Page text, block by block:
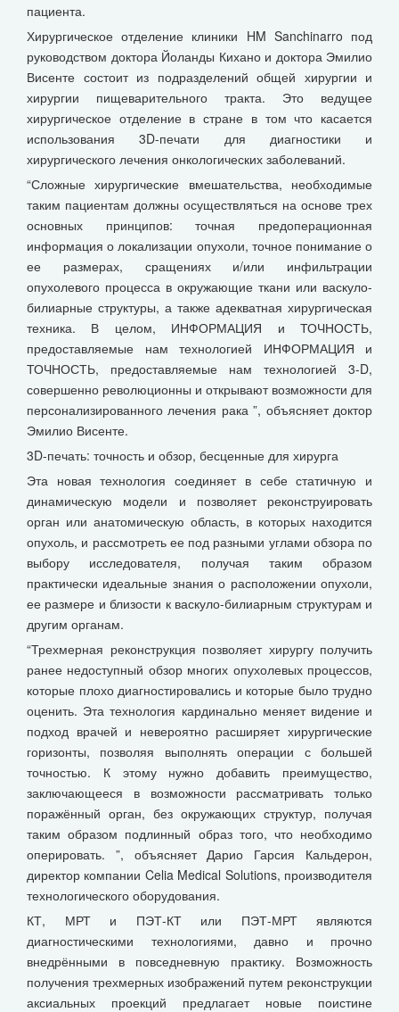
пациента.
Хирургическое отделение клиники HM Sanchinarro под
руководством доктора Йоланды Кихано и доктора Эмилио
Висенте состоит из подразделений общей хирургии и
хирургии пищеварительного тракта. Это ведущее
хирургическое отделение в стране в том что касается
использования 3D-печати для диагностики и
хирургического лечения онкологических заболеваний.
“Сложные хирургические вмешательства, необходимые
таким пациентам должны осуществляться на основе трех
основных принципов: точная предоперационная
информация о локализации опухоли, точное понимание о
ее размерах, сращениях и/или инфильтрации
опухолевого процесса в окружающие ткани или васкуло-
билиарные структуры, а также адекватная хирургическая
техника. В целом, ИНФОРМАЦИЯ и ТОЧНОСТЬ,
предоставляемые нам технологией ИНФОРМАЦИЯ и
ТОЧНОСТЬ, предоставляемые нам технологией 3-D,
совершенно революционны и открывают возможности для
персонализированного лечения рака ”, объясняет доктор
Эмилио Висенте.
3D-печать: точность и обзор, бесценные для хирурга
Эта новая технология соединяет в себе статичную и
динамическую модели и позволяет реконструировать
орган или анатомическую область, в которых находится
опухоль, и рассмотреть ее под разными углами обзора по
выбору исследователя, получая таким образом
практически идеальные знания о расположении опухоли,
ее размере и близости к васкуло-билиарным структурам и
другим органам.
“Трехмерная реконструкция позволяет хирургу получить
ранее недоступный обзор многих опухолевых процессов,
которые плохо диагностировались и которые было трудно
оценить. Эта технология кардинально меняет видение и
подход врачей и невероятно расширяет хирургические
горизонты, позволяя выполнять операции с большей
точностью. К этому нужно добавить преимущество,
заключающееся в возможности рассматривать только
поражённый орган, без окружающих структур, получая
таким образом подлинный образ того, что необходимо
оперировать. ”, объясняет Дарио Гарсия Кальдерон,
директор компании Celia Medical Solutions, производителя
технологического оборудования.
КТ, МРТ и ПЭТ-КТ или ПЭТ-МРТ являются
диагностическими технологиями, давно и прочно
внедрёнными в повседневную практику. Возможность
получения трехмерных изображений путем реконструкции
аксиальных проекций предлагает новые поистине